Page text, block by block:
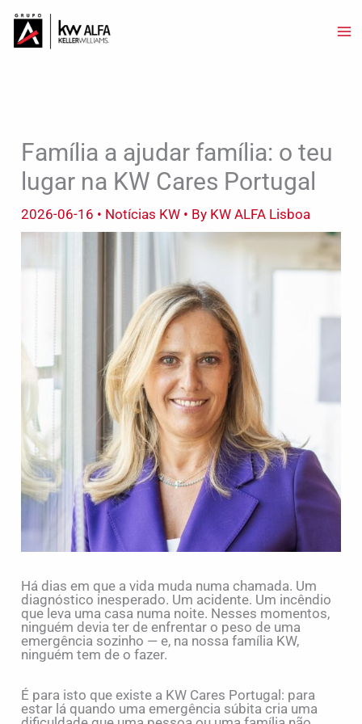
content
Família a ajudar família: o teu
lugar na KW Cares Portugal
2026-06-16 • Notícias KW • By KW ALFA Lisboa
Há dias em que a vida muda numa chamada. Um
diagnóstico inesperado. Um acidente. Um incêndio
que leva uma casa numa noite. Nesses momentos,
ninguém devia ter de enfrentar o peso de uma
emergência sozinho — e, na nossa família KW,
ninguém tem de o fazer.
É para isto que existe a KW Cares Portugal: para
estar lá quando uma emergência súbita cria uma